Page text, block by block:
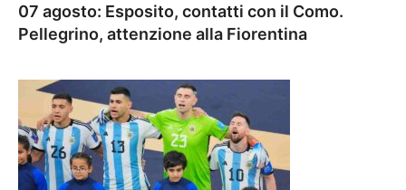
07 agosto: Esposito, contatti con il Como.
Pellegrino, attenzione alla Fiorentina